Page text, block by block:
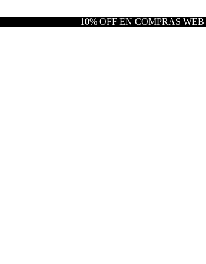
10% OFF EN COMPRAS WEB